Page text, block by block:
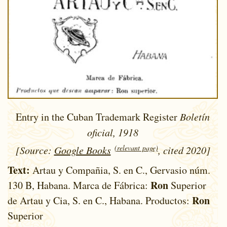
Entry in the Cuban Trademark RegisterBoletín
oficial, 1918
[Source: Google Books (relevant page), cited 2020]
Text: Artau y Compañia, S. en C., Gervasio núm.
130 B, Habana. Marca de Fábrica: Ron Superior
de Artau y Cia, S. en C., Habana. Productos: Ron
Superior